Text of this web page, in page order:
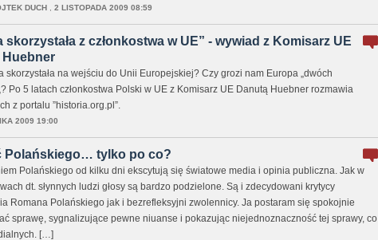
DUCH, 2 LISTOPADA 2009 08:59
skorzystała z członkostwa w UE” - wywiad z Komisarz UE
Huebner
skorzystała na wejściu do Unii Europejskiej? Czy grozi nam Europa „dwóch
Po 5 latach członkostwa Polski w UE z Komisarz UE Danutą Huebner rozmawia
z portalu ”historia.org.pl”.
2009 19:00
Polańskiego… tylko po co?
Polańskiego od kilku dni ekscytują się światowe media i opinia publiczna. Jak w
dt. słynnych ludzi głosy są bardzo podzielone. Są i zdecydowani krytycy
Romana Polańskiego jak i bezrefleksyjni zwolennicy. Ja postaram się spokojnie
sprawę, sygnalizujące pewne niuanse i pokazując niejednoznaczność tej sprawy, co
[…]